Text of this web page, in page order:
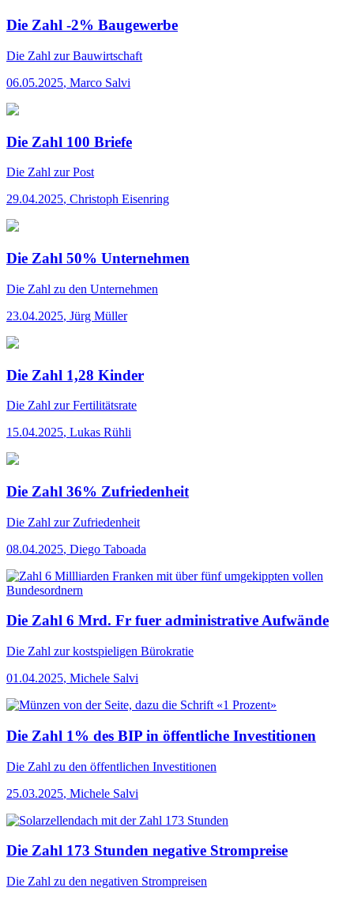
Die Zahl -2% Baugewerbe
Die Zahl zur Bauwirtschaft
06.05.2025, Marco Salvi
Die Zahl 100 Briefe
Die Zahl zur Post
29.04.2025, Christoph Eisenring
Die Zahl 50% Unternehmen
Die Zahl zu den Unternehmen
23.04.2025, Jürg Müller
Die Zahl 1,28 Kinder
Die Zahl zur Fertilitätsrate
15.04.2025, Lukas Rühli
Die Zahl 36% Zufriedenheit
Die Zahl zur Zufriedenheit
08.04.2025, Diego Taboada
Die Zahl 6 Mrd. Fr fuer administrative Aufwände
Die Zahl zur kostspieligen Bürokratie
01.04.2025, Michele Salvi
Die Zahl 1% des BIP in öffentliche Investitionen
Die Zahl zu den öffentlichen Investitionen
25.03.2025, Michele Salvi
Die Zahl 173 Stunden negative Strompreise
Die Zahl zu den negativen Strompreisen